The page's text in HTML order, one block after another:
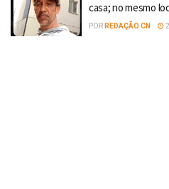
casa; no mesmo
POR REDAÇÃO CN